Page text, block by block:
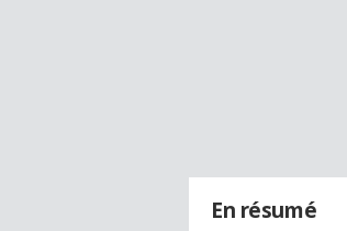
En résumé